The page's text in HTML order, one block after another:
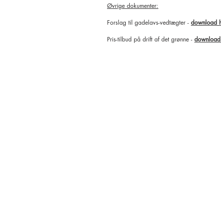
Øvrige dokumenter:
Forslag til gadelavs-vedtægter - download
Pris-tilbud på drift af det grønne -